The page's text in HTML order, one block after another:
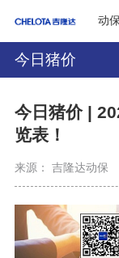
动
今日猪价
今日猪价 |
览表！
来源： 吉隆达动保